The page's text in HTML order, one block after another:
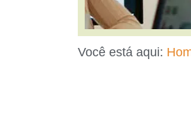
Você está aqui: